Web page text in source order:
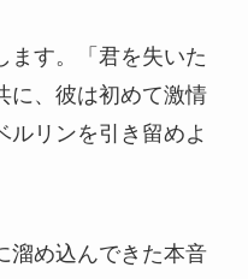
ます。「君を失いた
に、彼は初めて激情
ルリンを引き留めよ
溜め込んできた本音